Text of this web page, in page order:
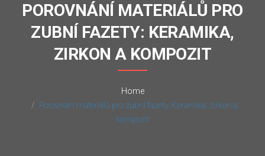
POROVNÁNÍ MATERIÁLŮ PRO
ZUBNÍ FAZETY: KERAMIKA,
ZIRKON A KOMPOZIT
Home
Porovnání materiálů pro zubní fazety: Keramika, zirkon a
kompozit